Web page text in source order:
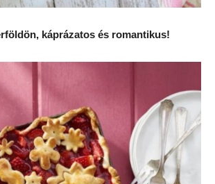
káprázatos és romantikus!